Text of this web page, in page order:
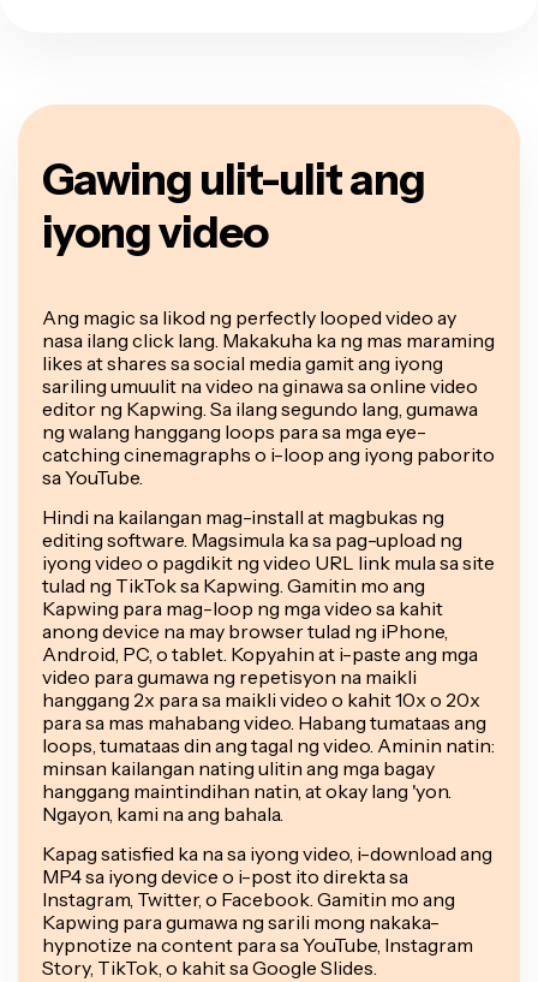
Gawing ulit-ulit ang
iyong video
Ang magic sa likod ng perfectly looped video ay
nasa ilang click lang. Makakuha ka ng mas maraming
likes at shares sa social media gamit ang iyong
sariling umuulit na video na ginawa sa online video
editor ng Kapwing. Sa ilang segundo lang, gumawa
ng walang hanggang loops para sa mga eye-
catching cinemagraphs o i-loop ang iyong paborito
sa YouTube.
Hindi na kailangan mag-install at magbukas ng
editing software. Magsimula ka sa pag-upload ng
iyong video o pagdikit ng video URL link mula sa site
tulad ng TikTok sa Kapwing. Gamitin mo ang
Kapwing para mag-loop ng mga video sa kahit
anong device na may browser tulad ng iPhone,
Android, PC, o tablet. Kopyahin at i-paste ang mga
video para gumawa ng repetisyon na maikli
hanggang 2x para sa maikli video o kahit 10x o 20x
para sa mas mahabang video. Habang tumataas ang
loops, tumataas din ang tagal ng video. Aminin natin:
minsan kailangan nating ulitin ang mga bagay
hanggang maintindihan natin, at okay lang 'yon.
Ngayon, kami na ang bahala.
Kapag satisfied ka na sa iyong video, i-download ang
MP4 sa iyong device o i-post ito direkta sa
Instagram, Twitter, o Facebook. Gamitin mo ang
Kapwing para gumawa ng sarili mong nakaka-
hypnotize na content para sa YouTube, Instagram
Story, TikTok, o kahit sa Google Slides.